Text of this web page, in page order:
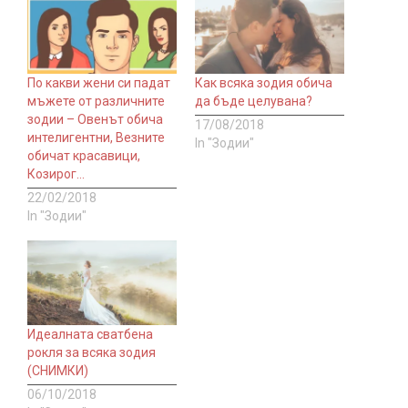
По какви жени си падат
мъжете от различните
зодии – Овенът обича
интелигентни, Везните
обичат красавици,
Козирог…
22/02/2018
In "Зодии"
Как всяка зодия обича
да бъде целувана?
17/08/2018
In "Зодии"
Идеалната сватбена
рокля за всяка зодия
(СНИМКИ)
06/10/2018